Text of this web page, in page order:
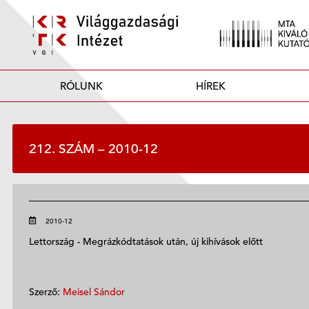
RÓLUNK HÍREK
212. SZÁM – 2010-12
2010-12
Lettország - Megrázkódtatások után, új kihívások előtt
Szerző: Meisel Sándor